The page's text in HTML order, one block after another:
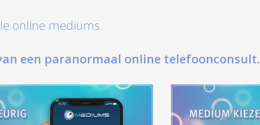
online mediums.
een paranormaal online telefoonconsult.